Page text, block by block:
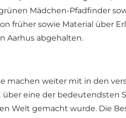
Mädchen-Pfadfinder
früher sowie Material über
Aarhus abgehalten.
machen weiter mit in den
eine der bedeutendsten
Welt gemacht wurde. Die